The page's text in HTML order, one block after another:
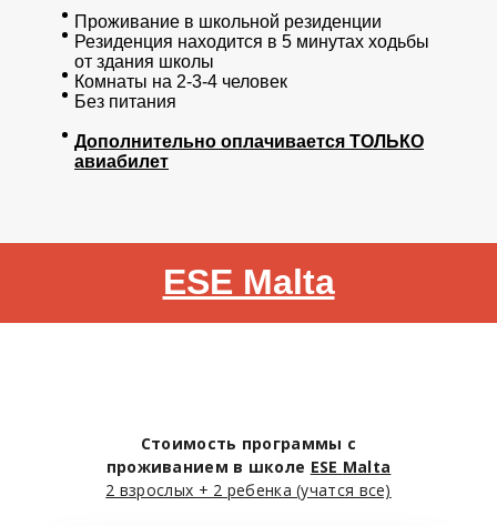
Проживание в школьной резиденции
Резиденция находится в 5 минутах ходьбы
от здания школы
Комнаты на 2-3-4 человек
Без питания
Дополнительно оплачивается ТОЛЬКО
авиабилет
ESE Malta
Стоимость программы с
проживанием в школе ESE Malta
2 взрослых + 2 ребенка (учатся все)